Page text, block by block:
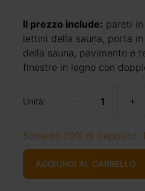
Il prezzo include: pareti
lettini della sauna, porta
della sauna, pavimento e
finestre in legno con
Unità:
Soltanto 20% di deposito:
AGGIUNGI AL CARRELLO
m-15-m2/